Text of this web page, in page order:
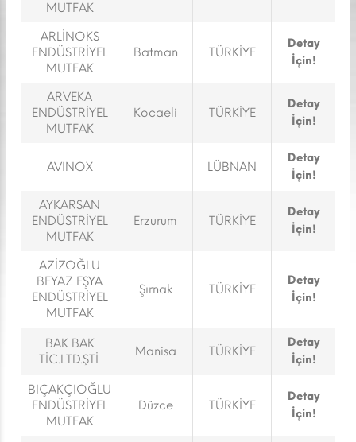
MUTFAK
ARLİNOKS
ENDÜSTRİYEL
MUTFAK
Batman TÜRKİYE
Detay
İçin!
ARVEKA
ENDÜSTRİYEL
MUTFAK
Kocaeli TÜRKİYE
Detay
İçin!
AVINOX LÜBNAN
Detay
İçin!
AYKARSAN
ENDÜSTRİYEL
MUTFAK
Erzurum TÜRKİYE
Detay
İçin!
AZİZOĞLU
BEYAZ EŞYA
ENDÜSTRİYEL
MUTFAK
Şırnak TÜRKİYE
Detay
İçin!
BAK BAK
TİC.LTD.ŞTİ.
Manisa TÜRKİYE
Detay
İçin!
BIÇAKÇIOĞLU
ENDÜSTRİYEL
MUTFAK
Düzce TÜRKİYE
Detay
İçin!